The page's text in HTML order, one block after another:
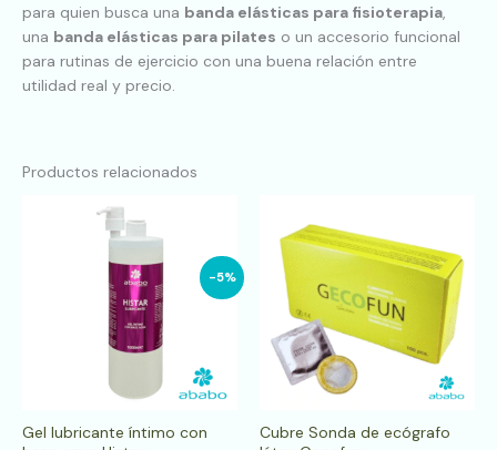
para quien busca una banda elásticas para fisioterapia,
una banda elásticas para pilates o un accesorio funcional
para rutinas de ejercicio con una buena relación entre
utilidad real y precio.
Productos relacionados
-5%
Gel lubricante íntimo con
producto
múltiples
variantes.
opciones
pueden
página
Cubre Sonda de ecógrafo